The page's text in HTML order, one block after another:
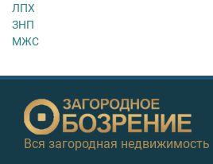
ЛПХ
ЗНП
МЖС
Вся загородная недвижимость